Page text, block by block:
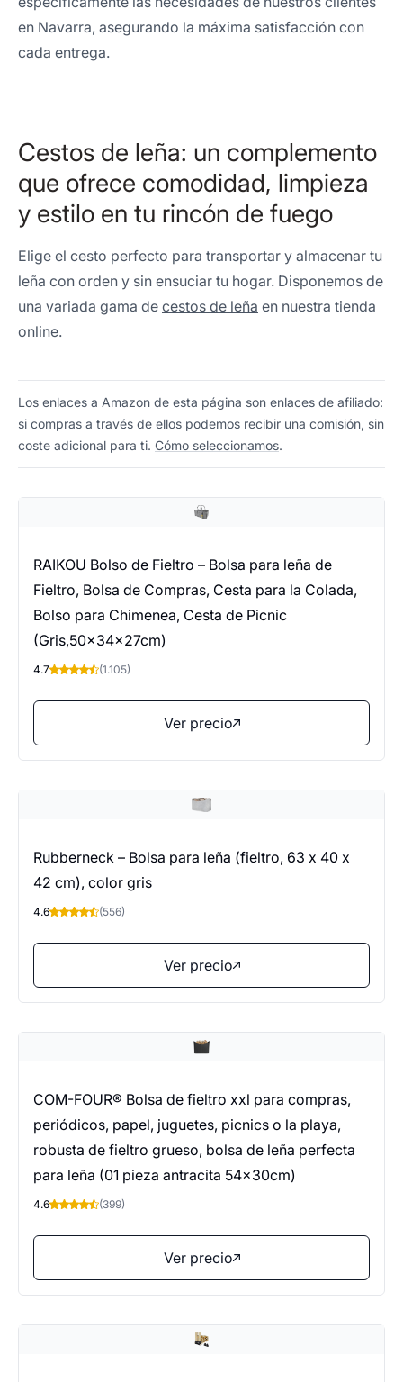
en Navarra, asegurando la máxima satisfacción con
cada entrega.
Cestos de leña: un complemento
que ofrece comodidad, limpieza
y estilo en tu rincón de fuego
Elige el cesto perfecto para transportar y almacenar tu
leña con orden y sin ensuciar tu hogar. Disponemos de
una variada gama de cestos de leña en nuestra tienda
online.
Los enlaces a Amazon de esta página son enlaces de afiliado:
si compras a través de ellos podemos recibir una comisión, sin
coste adicional para ti. Cómo seleccionamos.
RAIKOU Bolso de Fieltro – Bolsa para leña de
Fieltro, Bolsa de Compras, Cesta para la Colada,
Bolso para Chimenea, Cesta de Picnic
(Gris,50x34x27cm)
4.7 (1.105)
Ver precio
Rubberneck – Bolsa para leña (fieltro, 63 x 40 x
42 cm), color gris
4.6 (556)
Ver precio
COM-FOUR® Bolsa de fieltro xxl para compras,
periódicos, papel, juguetes, picnics o la playa,
robusta de fieltro grueso, bolsa de leña perfecta
para leña (01 pieza antracita 54x30cm)
4.6 (399)
Ver precio